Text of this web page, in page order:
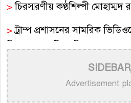
>চিরস্মরণীয় কণ্ঠশিল্পী
>ট্রাম্প প্রশাসনের সামরিক
>
নতুন করে ভাইরাল ‘আজ কেন মন
পেছনের গল্প
Advertisement